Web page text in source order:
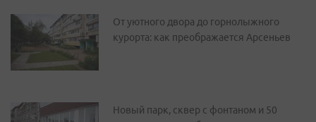
От уютного двора до горнолыжного
курорта: как преображается Арсеньев
Новый парк, сквер с фонтаном и 50